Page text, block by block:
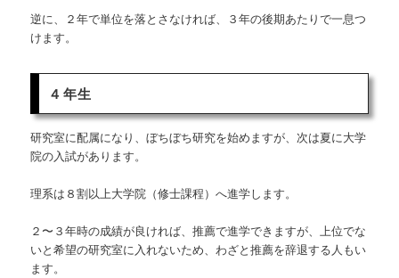
逆に、２年で単位を落とさなければ、３年の後期あたりで一息つ
けます。
４年生
研究室に配属になり、ぼちぼち研究を始めますが、次は夏に大学
院の入試があります。
理系は８割以上大学院（修士課程）へ進学します。
２〜３年時の成績が良ければ、推薦で進学できますが、上位でな
いと希望の研究室に入れないため、わざと推薦を辞退する人もい
ます。